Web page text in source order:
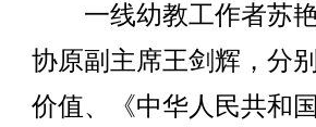
一线幼教工作者苏艳
协原副主席王剑辉，分
价值、《中华人民共和